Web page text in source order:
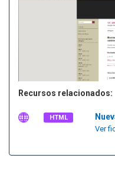
Recursos relacionados:
HTML
Ver